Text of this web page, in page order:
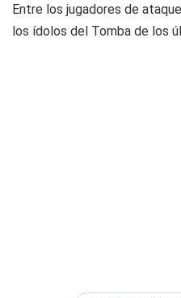
Entre los jugadores de
los ídolos del Tomba de los